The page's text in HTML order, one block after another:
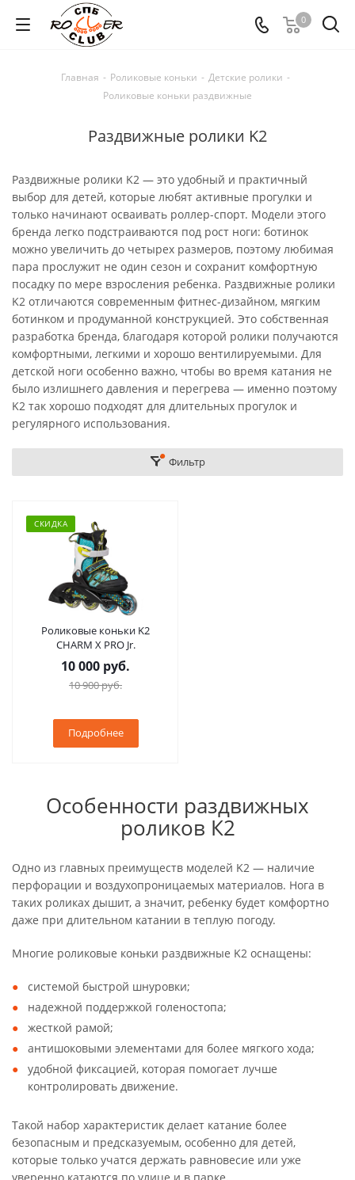
0
Главная - Роликовые коньки - Детские ролики -
Роликовые коньки раздвижные
Раздвижные ролики K2
Раздвижные ролики K2 — это удобный и практичный
выбор для детей, которые любят активные прогулки и
только начинают осваивать роллер-спорт. Модели этого
бренда легко подстраиваются под рост ноги: ботинок
можно увеличить до четырех размеров, поэтому любимая
пара прослужит не один сезон и сохранит комфортную
посадку по мере взросления ребенка. Раздвижные ролики
K2 отличаются современным фитнес-дизайном, мягким
ботинком и продуманной конструкцией. Это собственная
разработка бренда, благодаря которой ролики получаются
комфортными, легкими и хорошо вентилируемыми. Для
детской ноги особенно важно, чтобы во время катания не
было излишнего давления и перегрева — именно поэтому
K2 так хорошо подходят для длительных прогулок и
регулярного использования.
Фильтр
СКИДКА
Роликовые коньки K2
CHARM X PRO Jr.
10 000 руб.
10 900 руб.
Подробнее
Особенности раздвижных
роликов К2
Одно из главных преимуществ моделей K2 — наличие
перфорации и воздухопроницаемых материалов. Нога в
таких роликах дышит, а значит, ребенку будет комфортно
даже при длительном катании в теплую погоду.
Многие роликовые коньки раздвижные K2 оснащены:
системой быстрой шнуровки;
надежной поддержкой голеностопа;
жесткой рамой;
антишоковыми элементами для более мягкого хода;
удобной фиксацией, которая помогает лучше
контролировать движение.
Такой набор характеристик делает катание более
безопасным и предсказуемым, особенно для детей,
которые только учатся держать равновесие или уже